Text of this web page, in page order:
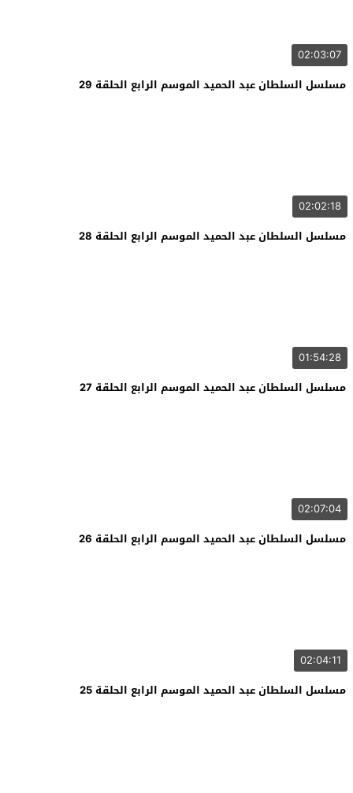
02:03:07
مسلسل السلطان عبد الحميد الموسم الرابع الحلقة 29
02:02:18
مسلسل السلطان عبد الحميد الموسم الرابع الحلقة 28
01:54:28
مسلسل السلطان عبد الحميد الموسم الرابع الحلقة 27
02:07:04
مسلسل السلطان عبد الحميد الموسم الرابع الحلقة 26
02:04:11
مسلسل السلطان عبد الحميد الموسم الرابع الحلقة 25